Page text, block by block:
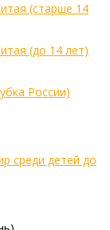
(старше 14
(до 14 лет)
России)
среди детей до